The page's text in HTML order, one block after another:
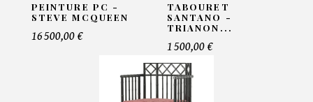
PEINTURE PC -
STEVE MCQUEEN
16 500,00 €
TABOURET
SANTANO -
TRIANON...
1 500,00 €